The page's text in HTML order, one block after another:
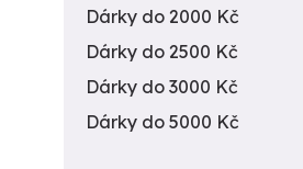
Dárky do 2000 Kč
Dárky do 2500 Kč
Dárky do 3000 Kč
Dárky do 5000 Kč